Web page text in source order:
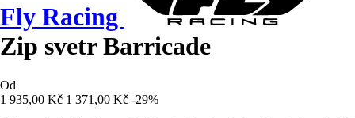
Fly Racing
Zip svetr Barricade
Od
1 935,00 Kč 1 371,00 Kč -29%